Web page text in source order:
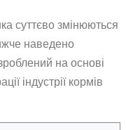
суттєво змінюються
наведено
на основі
індустрії кормів